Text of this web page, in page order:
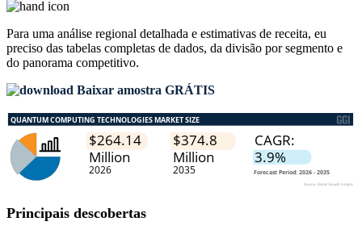
Para uma análise regional detalhada e estimativas de receita, eu
preciso das tabelas completas de dados, da divisão por segmento e
do panorama competitivo.
Baixar amostra GRÁTIS
Principais descobertas